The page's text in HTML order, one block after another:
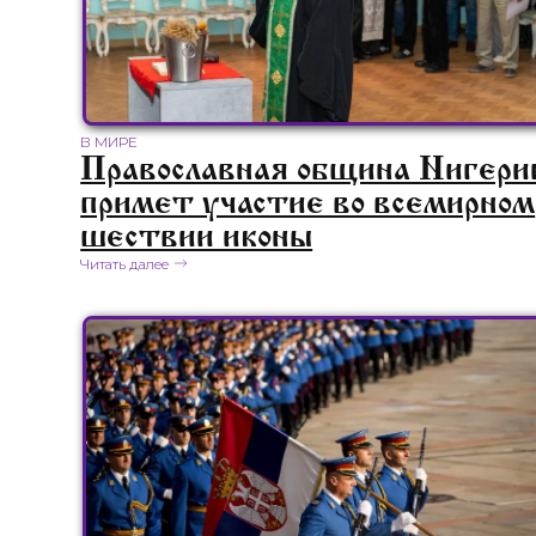
В МИРЕ
Православная община
примет участие во всемирном
шествии иконы
Читать далее